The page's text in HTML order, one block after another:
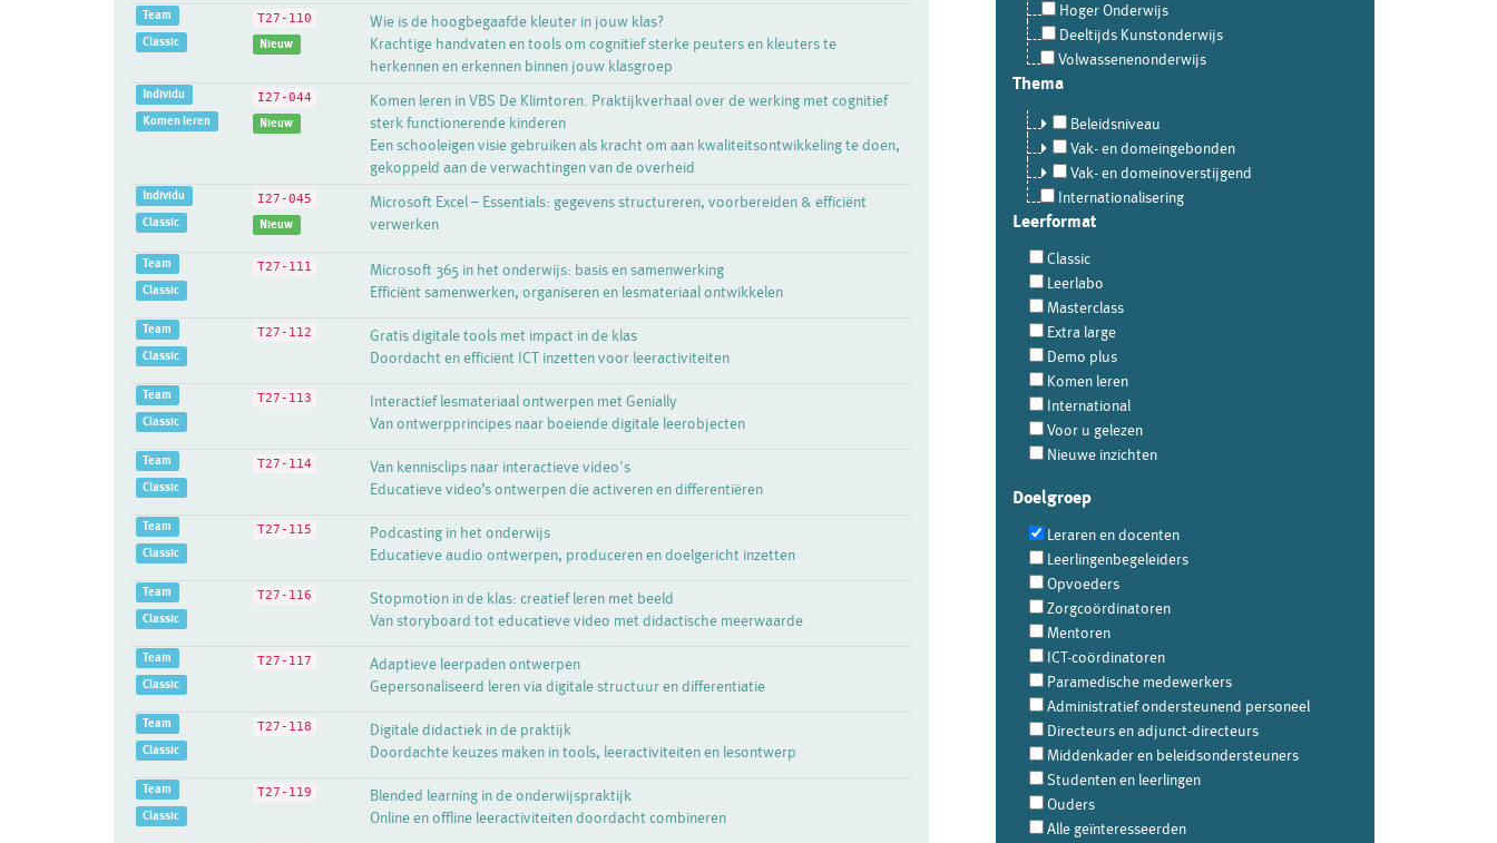
Team
Classic
T27-110
Nieuw
Wie is de hoogbegaafde kleuter in jouw klas?
Krachtige handvaten en tools om cognitief sterke peuters en kleuters te
herkennen en erkennen binnen jouw klasgroep
Individu
Komen leren
I27-044
Nieuw
Komen leren in VBS De Klimtoren. Praktijkverhaal over de werking met cognitief
sterk functionerende kinderen
Een schooleigen visie gebruiken als kracht om aan kwaliteitsontwikkeling te doen,
gekoppeld aan de verwachtingen van de overheid
Individu
Classic
I27-045
Nieuw
Microsoft Excel – Essentials: gegevens structureren, voorbereiden & efficiënt
verwerken
Team
Classic
T27-111
Microsoft 365 in het onderwijs: basis en samenwerking
Efficiënt samenwerken, organiseren en lesmateriaal ontwikkelen
Team
Classic
T27-112
Gratis digitale tools met impact in de klas
Doordacht en efficiënt ICT inzetten voor leeractiviteiten
Team
Classic
T27-113
Interactief lesmateriaal ontwerpen met Genially
Van ontwerpprincipes naar boeiende digitale leerobjecten
Team
Classic
T27-114
Van kennisclips naar interactieve video's
Educatieve video’s ontwerpen die activeren en differentiëren
Team
Classic
T27-115
Podcasting in het onderwijs
Educatieve audio ontwerpen, produceren en doelgericht inzetten
Team
Classic
T27-116
Stopmotion in de klas: creatief leren met beeld
Van storyboard tot educatieve video met didactische meerwaarde
Team
Classic
T27-117
Adaptieve leerpaden ontwerpen
Gepersonaliseerd leren via digitale structuur en differentiatie
Team
Classic
T27-118
Digitale didactiek in de praktijk
Doordachte keuzes maken in tools, leeractiviteiten en lesontwerp
Team
Classic
T27-119
Blended learning in de onderwijspraktijk
Online en offline leeractiviteiten doordacht combineren
Hoger Onderwijs
Deeltijds Kunstonderwijs
Volwassenenonderwijs
Thema
Beleidsniveau
Vak- en domeingebonden
Vak- en domeinoverstijgend
Internationalisering
Leerformat
Classic
Leerlabo
Masterclass
Extra large
Demo plus
Komen leren
International
Voor u gelezen
Nieuwe inzichten
Doelgroep
Leraren en docenten
Leerlingenbegeleiders
Opvoeders
Zorgcoördinatoren
Mentoren
ICT-coördinatoren
Paramedische medewerkers
Administratief ondersteunend personeel
Directeurs en adjunct-directeurs
Middenkader en beleidsondersteuners
Studenten en leerlingen
Ouders
Alle geïnteresseerden